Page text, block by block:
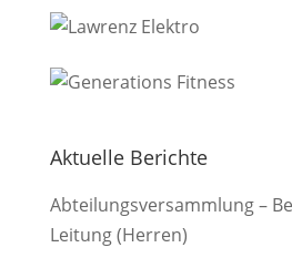
Aktuelle Berichte
Abteilungsversammlung –
Leitung (Herren)